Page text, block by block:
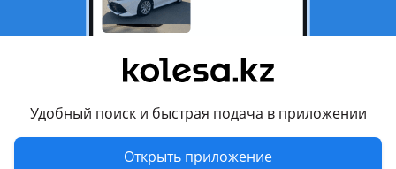
Удобный поиск и быстрая подача в приложении
Открыть приложение
Подходит на авто
Toyota Land Cruiser
2002 - 2005 J100 рестайлинг, 1998 - 2002 J100, 2005 - 2007
J100 [2-й рестайлинг]
Lexus LX 470
2002 - 2007 2 поколение рестайлинг (UZJ100), 1998 - 2002 2